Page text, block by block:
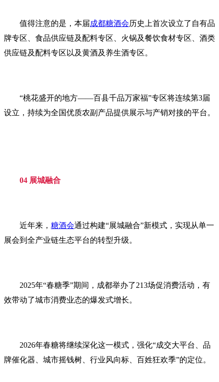
值得注意的是，本届成都糖酒会历史上首次设立了自有品
牌专区、食品供应链及配料专区、火锅及餐饮食材专区、酒类
供应链及配料专区以及黄酒及养生酒专区。
“桃花盛开的地方——百县千品万家福”专区将连续第3届
设立，持续为全国优质农副产品提供展示与产销对接的平台。
04 展城融合
近年来， 糖酒会通过构建“展城融合”新模式，实现从单一
展会到全产业链生态平台的转型升级。
2025年“春糖季”期间，成都举办了213场促消费活动，有
效带动了城市消费业态的爆发式增长。
2026年春糖将继续深化这一模式，强化“成交大平台、品
牌催化器、城市摇钱树、行业风向标、百姓狂欢季”的定位。